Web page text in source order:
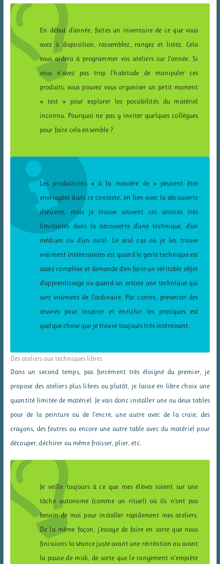
En début d’année, faites un inventaire de ce que vous
avez à disposition, rassemblez, rangez et listez. Cela
vous aidera à programmer vos ateliers sur l’année. Si
vous n’avez pas trop l’habitude de manipuler ces
produits, vous pouvez vous organiser un petit moment
« test » pour explorer les possibilités du matériel
inconnu. Pourquoi ne pas y inviter quelques collègues
pour faire cela ensemble ?
Les productions « à la manière de » peuvent être
envisagées dans ce contexte, en lien avec la découverte
d’œuvres, mais je trouve souvent ces séances très
limitantes dans la découverte d’une technique, d’un
médium ou d’un outil. Le seul cas où je les trouve
vraiment intéressantes est quand le geste technique est
assez complexe et demande d’en faire un véritable objet
d’apprentissage ou quand un artiste une technique qui
sort vraiment de l’ordinaire. Par contre, présenter des
œuvres pour inspirer et enrichir les pratiques est
quelque chose que je trouve toujours très intéressant.
Des ateliers aux techniques libres
Dans un second temps, pas forcément très éloigné du premier, je
propose des ateliers plus libres ou plutôt, je laisse en libre choix une
quantité limitée de matériel. Je vais donc installer une ou deux tables
pour de la peinture ou de l’encre, une autre avec de la craie, des
crayons, des feutres ou encore une autre table avec du matériel pour
découper, déchirer ou même froisser, plier, etc.
Je veille toujours à ce que mes élèves soient sur une
tâche autonome (comme un rituel) où ils n’ont pas
besoin de moi pour installer rapidement mes ateliers.
De la même façon, j’essaye de faire en sorte que nous
finissions la séance juste avant une récréation ou avant
la pause de midi, de sorte que le rangement n’empiète